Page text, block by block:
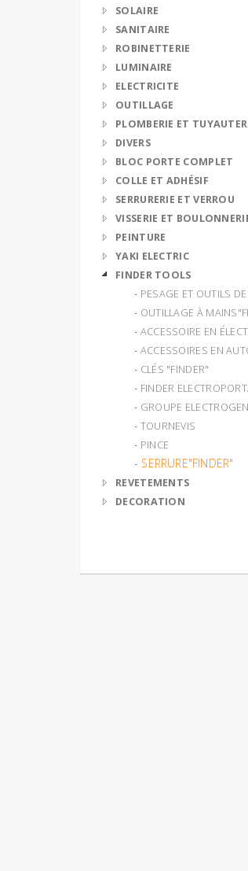
SOLAIRE
SANITAIRE
ROBINETTERIE
LUMINAIRE
ELECTRICITE
OUTILLAGE
PLOMBERIE ET
DIVERS
BLOC PORTE COMPLET
COLLE ET ADHÉSIF
SERRURERIE ET VERROU
VISSERIE ET
PEINTURE
YAKI ELECTRIC
FINDER TOOLS
‐ PESAGE ET OUTILS
‐ OUTILLAGE À
‐ ACCESSOIRE EN
‐ ACCESSOIRES EN
‐ CLÉS "FINDER"
‐ FINDER
‐ GROUPE
‐ TOURNEVIS
‐ PINCE
‐ SERRURE"FINDER"
REVETEMENTS
DECORATION